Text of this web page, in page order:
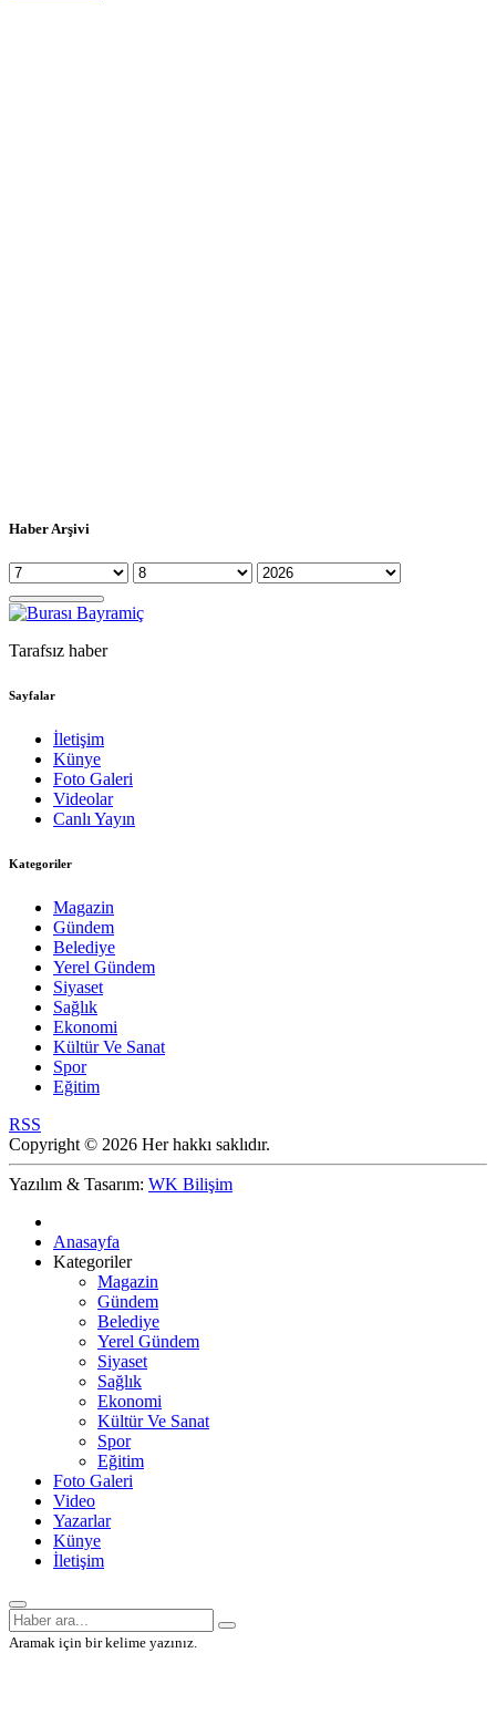
Haber Arşivi
Tarafsız haber
Sayfalar
İletişim
Künye
Foto Galeri
Videolar
Canlı Yayın
Kategoriler
Magazin
Gündem
Belediye
Yerel Gündem
Siyaset
Sağlık
Ekonomi
Kültür Ve Sanat
Spor
Eğitim
RSS
Copyright © 2026 Her hakkı saklıdır.
Yazılım & Tasarım: WK Bilişim
Anasayfa
Kategoriler
Magazin
Gündem
Belediye
Yerel Gündem
Siyaset
Sağlık
Ekonomi
Kültür Ve Sanat
Spor
Eğitim
Foto Galeri
Video
Yazarlar
Künye
İletişim
Aramak için bir kelime yazınız.